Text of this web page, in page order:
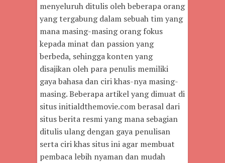
menyeluruh ditulis oleh beberapa orang
yang tergabung dalam sebuah tim yang
mana masing-masing orang fokus
kepada minat dan passion yang
berbeda, sehingga konten yang
disajikan oleh para penulis memiliki
gaya bahasa dan ciri khas-nya masing-
masing. Beberapa artikel yang dimuat di
situs initialdthemovie.com berasal dari
situs berita resmi yang mana sebagian
ditulis ulang dengan gaya penulisan
serta ciri khas situs ini agar membuat
pembaca lebih nyaman dan mudah